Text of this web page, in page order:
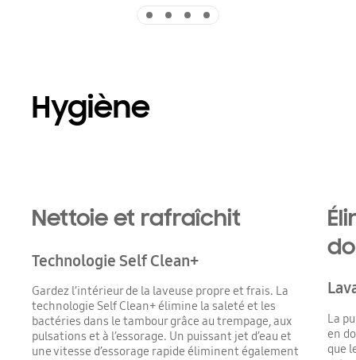
Hygiène
Nettoie et rafraîchit
Technologie Self Clean+
Gardez l’intérieur de la laveuse propre et frais. La
technologie Self Clean+ élimine la saleté et les
bactéries dans le tambour grâce au trempage, aux
pulsations et à l’essorage. Un puissant jet d’eau et
une vitesse d’essorage rapide éliminent également
La
en
que